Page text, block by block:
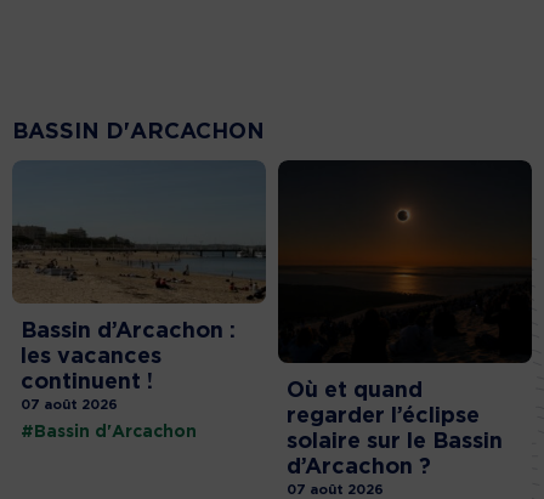
BASSIN D'ARCACHON
Bassin d’Arcachon :
les vacances
continuent !
07 août 2026
#Bassin d'Arcachon
Où et quand
regarder l’éclipse
solaire sur le Bassin
d’Arcachon ?
07 août 2026